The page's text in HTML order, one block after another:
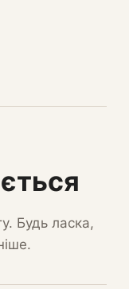
Будь ласка,